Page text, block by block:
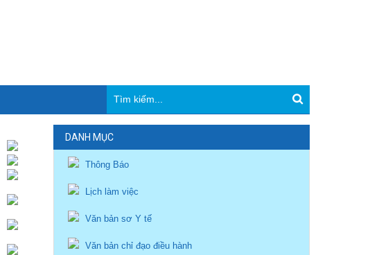
DANH MỤC
Thông Báo
Lịch làm việc
Văn bản sơ Y tế
Văn bản chỉ đạo điều hành